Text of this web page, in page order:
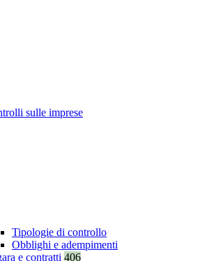
sulle imprese
Tipologie di controllo
Obblighi e adempimenti
e contratti 406